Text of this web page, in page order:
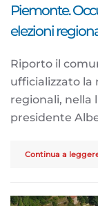
Piemonte.
elezioni
Riporto il
ufficializzato la
regionali, nella
presidente
Continua a